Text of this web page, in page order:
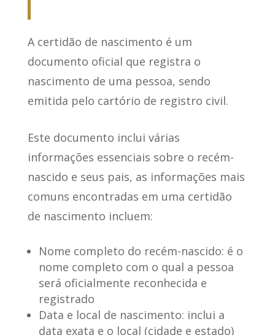
A certidão de nascimento é um
documento oficial que registra o
nascimento de uma pessoa, sendo
emitida pelo cartório de registro civil.
Este documento inclui várias
informações essenciais sobre o recém-
nascido e seus pais, as informações mais
comuns encontradas em uma certidão
de nascimento incluem:
Nome completo do recém-nascido: é o
nome completo com o qual a pessoa
será oficialmente reconhecida e
registrado
Data e local de nascimento: inclui a
data exata e o local (cidade e estado)